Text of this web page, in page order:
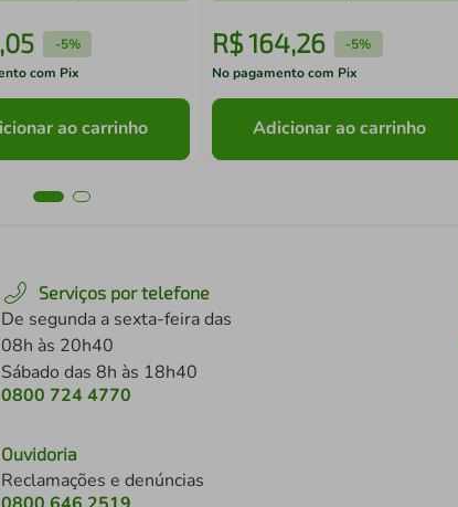
,05 -5%
com Pix
ao carrinho
R$164,26 -5%
No pagamento com Pix
Adicionar ao carrinho
Serviços por telefone
De segunda a sexta-feira das
08h às 20h40
Sábado das 8h às 18h40
0800 724 4770
Ouvidoria
Reclamações e denúncias